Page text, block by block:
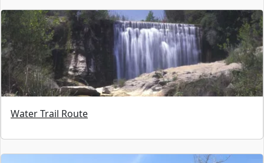
Water Trail Route